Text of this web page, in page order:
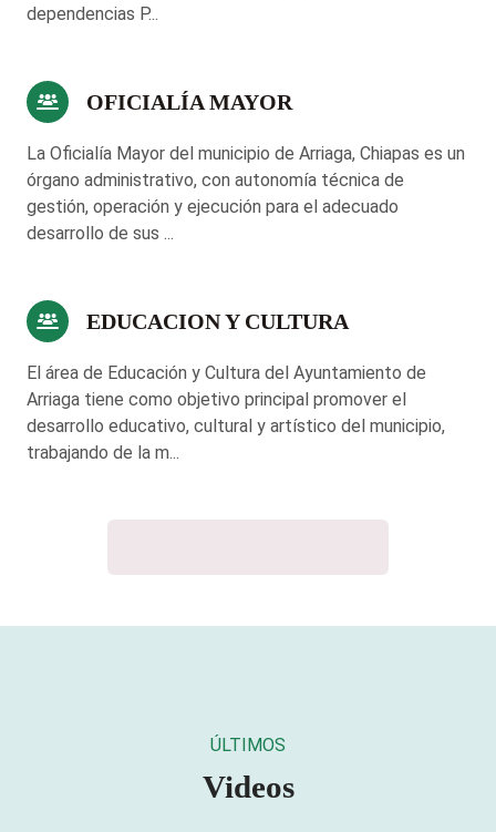
dependencias P...
OFICIALÍA MAYOR
La Oficialía Mayor del municipio de Arriaga, Chiapas es un
órgano administrativo, con autonomía técnica de
gestión, operación y ejecución para el adecuado
desarrollo de sus ...
EDUCACION Y CULTURA
El área de Educación y Cultura del Ayuntamiento de
Arriaga tiene como objetivo principal promover el
desarrollo educativo, cultural y artístico del municipio,
trabajando de la m...
ÚLTIMOS
Videos